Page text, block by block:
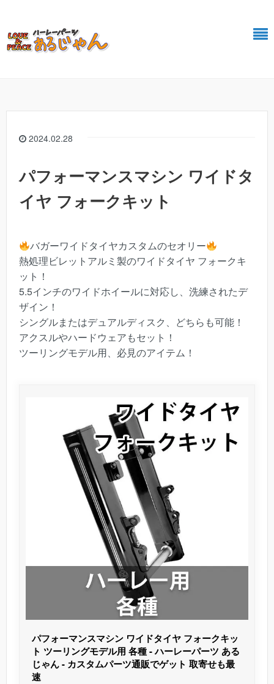
2024.02.28
パフォーマンスマシン ワイドタ
イヤ フォークキット
バガーワイドタイヤカスタムのセオリー
熱処理ビレットアルミ製のワイドタイヤ フォークキ
ット！
5.5インチのワイドホイールに対応し、洗練されたデ
ザイン！
シングルまたはデュアルディスク、どちらも可能！
アクスルやハードウェアもセット！
ツーリングモデル用、必見のアイテム！
パフォーマンスマシン ワイドタイヤ フォークキッ
ト ツーリングモデル用 各種 - ハーレーパーツ ある
じゃん - カスタムパーツ通販でゲット 取寄せも最
速